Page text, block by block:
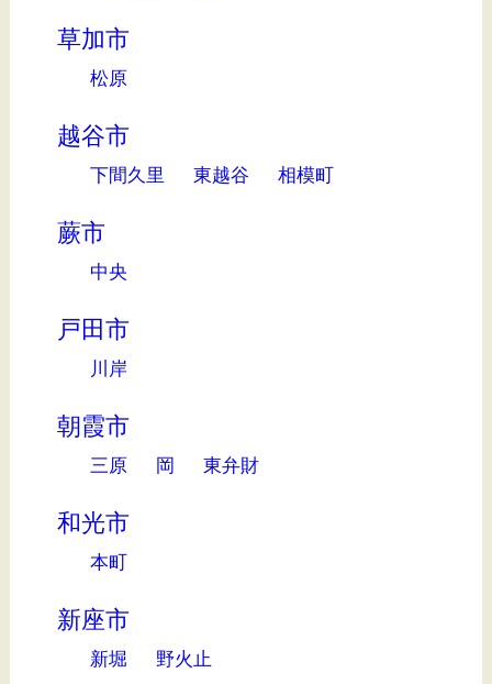
草加市
松原
越谷市
下間久里 東越谷 相模町
蕨市
中央
戸田市
川岸
朝霞市
三原 岡 東弁財
和光市
本町
新座市
新堀 野火止